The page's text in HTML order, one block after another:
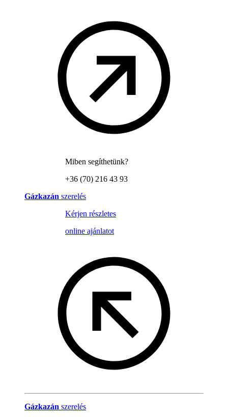
Miben segíthetünk?
+36 (70) 216 43 93
Gázkazán szerelés
Kérjen részletes
online ajánlatot
Gázkazán szerelés